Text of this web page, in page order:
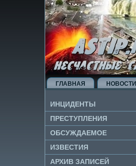
ГЛАВНАЯ НОВОСТИ
ИНЦИДЕНТЫ
ПРЕСТУПЛЕНИЯ
ОБСУЖДАЕМОЕ
ИЗВЕ­СТИЯ
АРХИВ ЗАПИСЕЙ